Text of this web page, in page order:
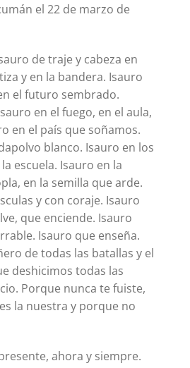
el 22 de marzo de
de traje y cabeza en
y en la bandera. Isauro
el futuro sembrado.
en el fuego, en el aula,
en el país que soñamos.
blanco. Isauro en los
escuela. Isauro en la
en la semilla que arde.
y con coraje. Isauro
que enciende. Isauro
Isauro que enseña.
de todas las batallas y el
deshicimos todas las
Porque nunca te fuiste,
la nuestra y porque no
ahora y siempre.